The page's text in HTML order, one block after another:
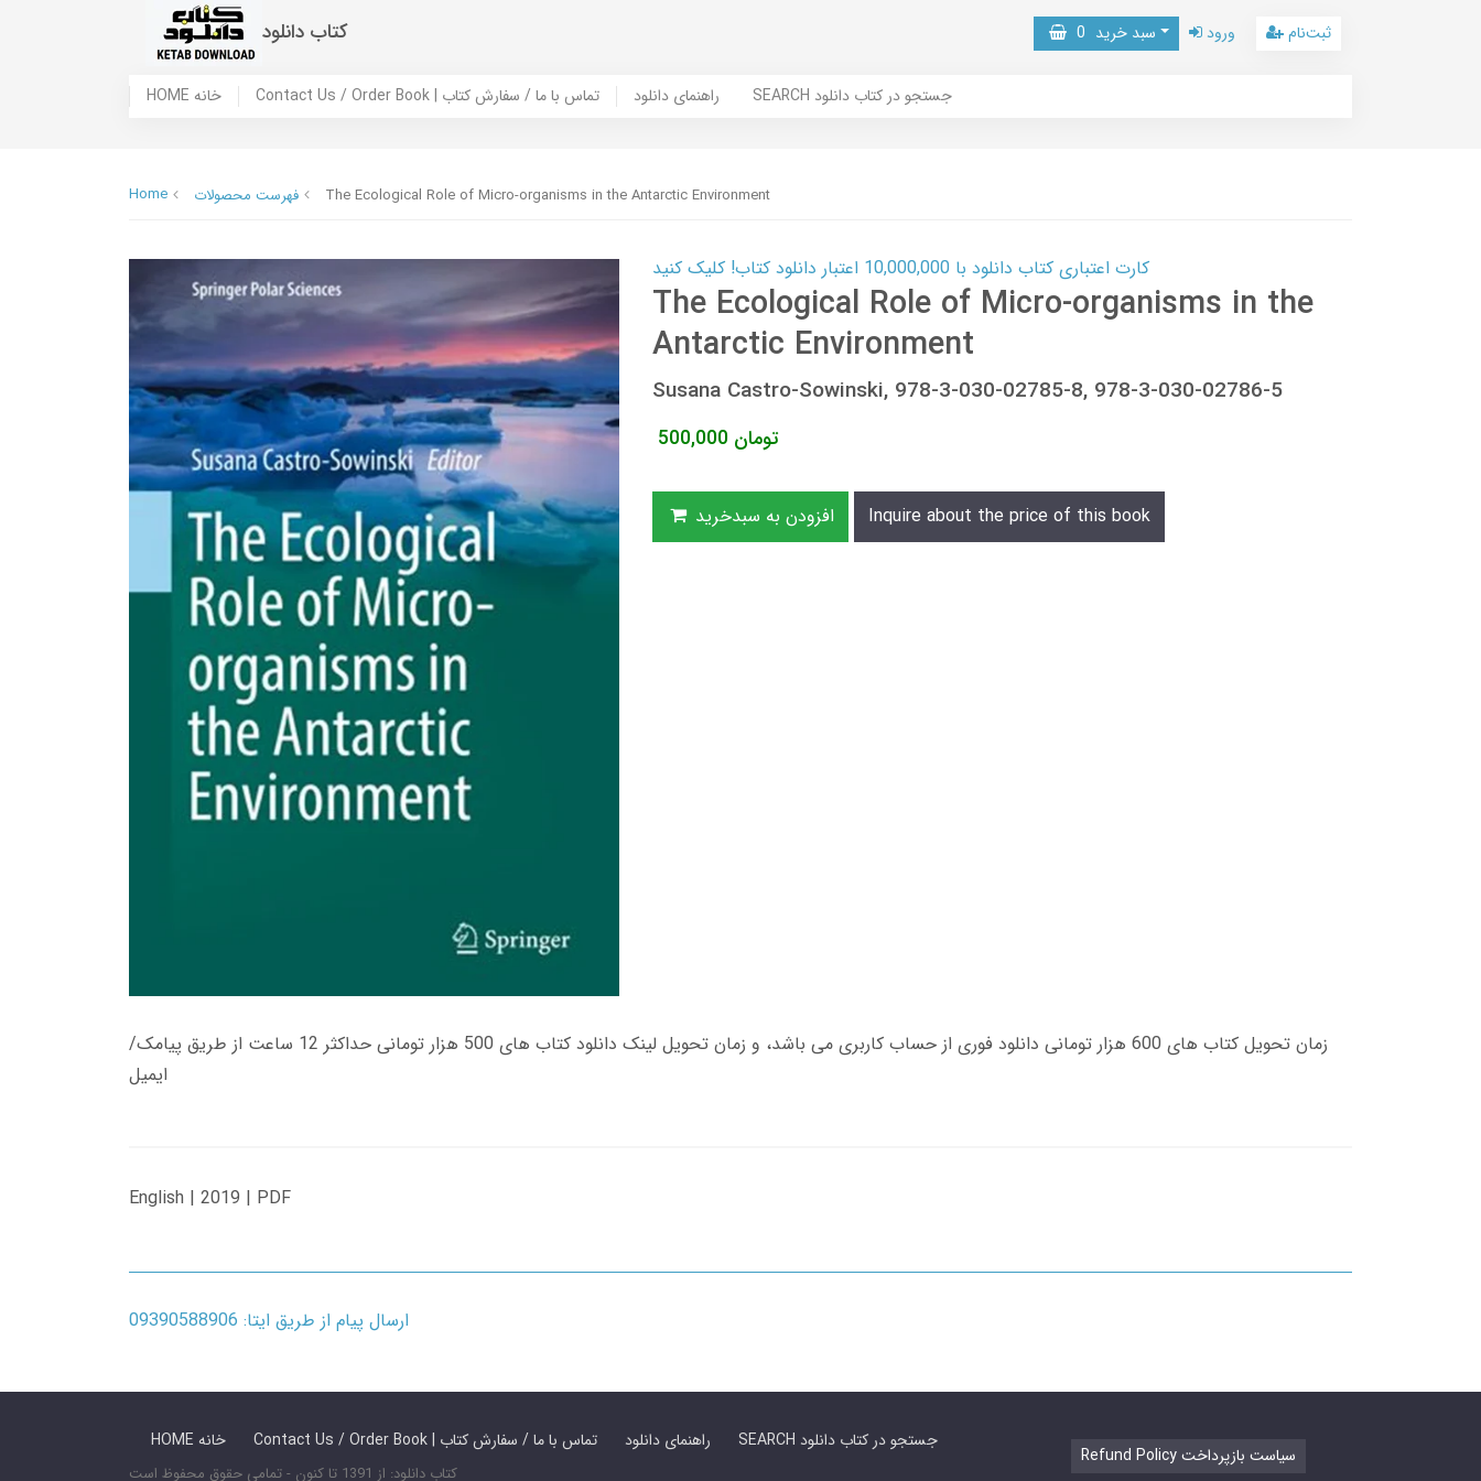
کتاب دانلود سبد خرید 0 ورود ثبت‌نام
HOME خانه Contact Us / Order Book | تماس با ما / سفارش کتاب راهنمای دانلود SEARCH جستجو در کتاب دانلود
Home فهرست محصولات The Ecological Role of Micro-organisms in the Antarctic Environment
کارت اعتباری کتاب دانلود با 10,000,000 اعتبار دانلود کتاب! کلیک کنید
The Ecological Role of Micro-organisms in the
Antarctic Environment
Susana Castro-Sowinski, 978-3-030-02785-8, 978-3-030-02786-5
500,000 تومان
افزودن به سبدخرید Inquire about the price of this book
زمان تحویل کتاب های 600 هزار تومانی دانلود فوری از حساب کاربری می باشد، و زمان تحویل لینک دانلود کتاب های 500 هزار تومانی حداکثر 12 ساعت از طریق پیامک/
ایمیل
English | 2019 | PDF
ارسال پیام از طریق ایتا: 09390588906
HOME خانه Contact Us / Order Book | تماس با ما / سفارش کتاب راهنمای دانلود SEARCH جستجو در کتاب دانلود
کتاب دانلود: از 1391 تا کنون - تمامی حقوق محفوظ است
Refund Policy سیاست بازپرداخت